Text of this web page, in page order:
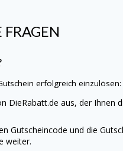
FRAGEN
erfolgreich einzulösen:
DieRabatt.de aus, der Ihnen
Gutscheincode und die
weiter.